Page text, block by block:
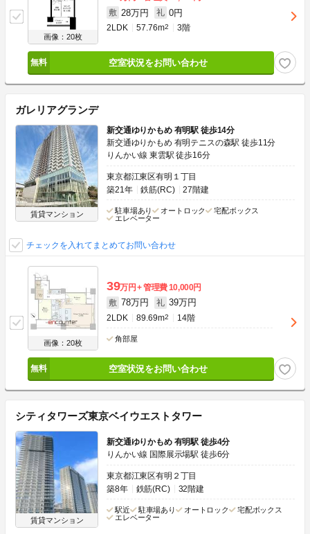
画像：20枚
敷 28万円 礼 0円
2LDK 57.76m2 3階
空室状況をお問い合わせ
ガレリアグランデ
賃貸マンション
新交通ゆりかもめ 有明駅 徒歩14分
新交通ゆりかもめ 有明テニスの森駅 徒歩11分
りんかい線 東雲駅 徒歩16分
東京都江東区有明１丁目
築21年
鉄筋(RC) 27階建
駐車場あり オートロック
宅配ボックス
エレベーター
チェックを入れてまとめてお問い合わせ
画像：20枚
39万円 管理費10,000円
敷 78万円 礼 39万円
2LDK 89.69m2 14階
角部屋
空室状況をお問い合わせ
シティタワーズ東京ベイウエストタワー
賃貸マンション
新交通ゆりかもめ 有明駅 徒歩4分
りんかい線 国際展示場駅 徒歩6分
東京都江東区有明２丁目
築8年
鉄筋(RC) 32階建
駅近 駐車場あり オートロック
宅配ボックス
エレベーター